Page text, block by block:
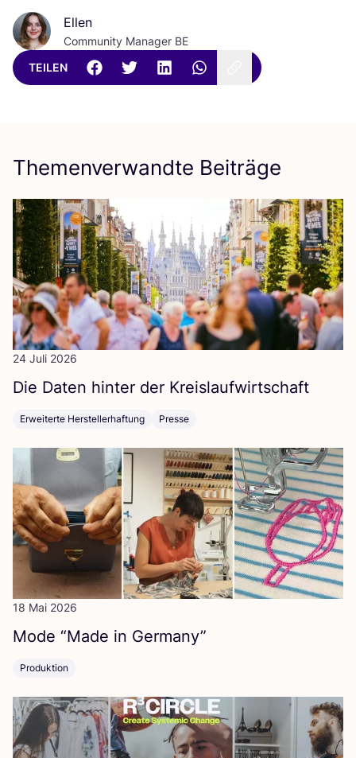
Ellen
Community Manager BE
TEILEN
Themenverwandte Beiträge
24 Juli 2026
Die Daten hin­ter der Kreislaufwirtschaft
Erweiterte Herstellerhaftung Presse
18 Mai 2026
Mode “Made in Germany”
Produktion